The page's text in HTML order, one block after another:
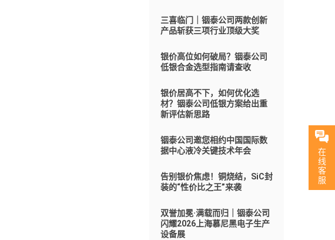
在
线
客
服
三喜临门｜铟泰公司两款创新
产品斩获三项行业顶级大奖
银价高位如何破局？铟泰公司
低银合金选型指南请查收
银价居高不下，如何优化选
材？铟泰公司低银方案给出重
新评估新思路
铟泰公司邀您相约中国国际数
据中心液冷关键技术年会
告别银价焦虑！铜烧结，SiC封
装的“性价比之王”来袭
双誉加冕·满载而归｜铟泰公司
闪耀2026上海慕尼黑电子生产
设备展